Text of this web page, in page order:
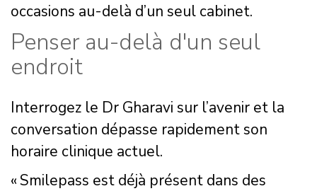
occasions au-delà d’un seul cabinet.
Penser au-delà d'un seul
endroit
Interrogez le Dr Gharavi sur l’avenir et la
conversation dépasse rapidement son
horaire clinique actuel.
« Smilepass est déjà présent dans des